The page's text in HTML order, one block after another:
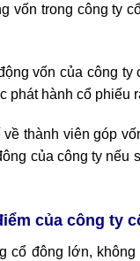
vốn trong công ty
vốn của công ty
phát hành cổ phiếu
thành viên góp
của công ty nếu
của công ty
cổ đông lớn,